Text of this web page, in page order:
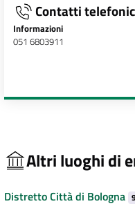
Contatti
Informazioni
051 6803911
Altri luoghi di
Distretto Città di Bologna